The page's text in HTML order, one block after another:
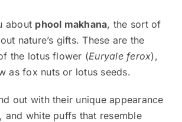
about phool makhana, the sort of
nature’s gifts. These are the
the lotus flower (Euryale ferox),
as fox nuts or lotus seeds.
out with their unique appearance
and white puffs that resemble